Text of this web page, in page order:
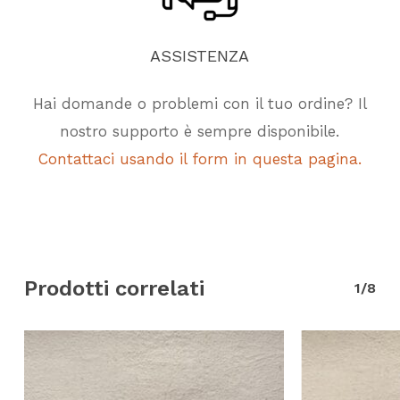
ASSISTENZA
Hai domande o problemi con il tuo ordine? Il
nostro supporto è sempre disponibile.
Contattaci usando il form in questa pagina.
Prodotti correlati 1/8